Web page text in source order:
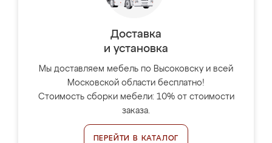
Доставка
и установка
Мы доставляем мебель по Высоковску и всей
Московской области бесплатно!
Стоимость сборки мебели: 10% от стоимости
заказа.
ПЕРЕЙТИ В КАТАЛОГ